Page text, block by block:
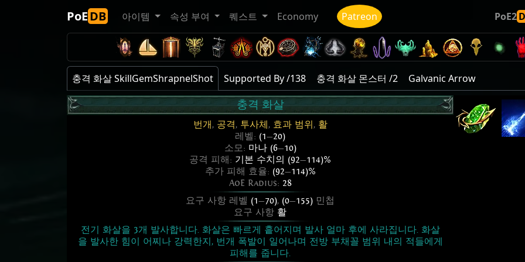
PoEDB 아이템 속성 부여 퀘스트 Economy Patreon PoE2
충격 화살 SkillGemShrapnelShot Supported By /138 충격 화살 몬스터 /2 Galvanic Arrow
충격 화살
번개, 공격, 투사체 , 효과 범위 , 활
레벨: (1—20)
소모: 마나 (6—10)
공격 피해: 기본 수치의 (92—114)%
추가 피해 효율: (92—114)%
AoE Radius: 28
요구 사항 레벨 (1—70), (0—155) 민첩
요구 사항 활
전기 화살을 3개 발사합니다. 화살은 빠르게 흩어지며 발사 얼마 후에 사라집니다. 화살
을 발사한 힘이 어찌나 강력한지, 번개 폭발이 일어나며 전방 부채꼴 범위 내의 적들에게
피해를 줍니다.